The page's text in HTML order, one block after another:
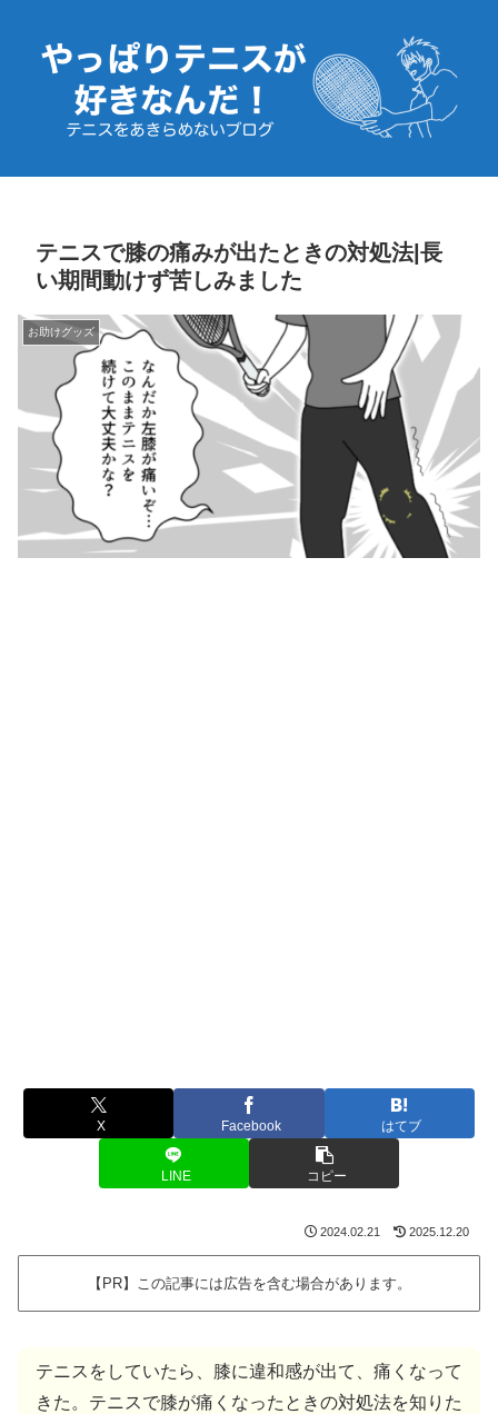
テニスで膝の痛みが出たときの対処法|長
い期間動けず苦しみました
お助けグッズ
X Facebook はてブ
LINE コピー
2024.02.21 2025.12.20
【PR】この記事には広告を含む場合があります。
テニスをしていたら、膝に違和感が出て、痛くなって
きた。テニスで膝が痛くなったときの対処法を知りた